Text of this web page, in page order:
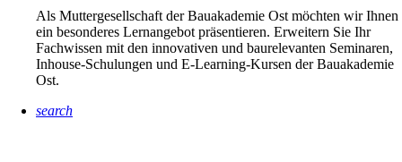
Als Muttergesellschaft der Bauakademie Ost möchten wir Ihnen
ein besonderes Lernangebot präsentieren. Erweitern Sie Ihr
Fachwissen mit den innovativen und baurelevanten Seminaren,
Inhouse-Schulungen und E-Learning-Kursen der Bauakademie
Ost.
search